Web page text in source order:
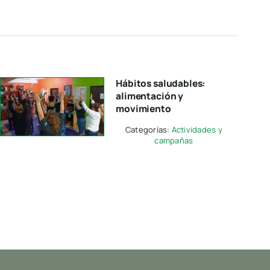
Hábitos saludables:
alimentación y
movimiento
Categorías: Actividades y
campañas